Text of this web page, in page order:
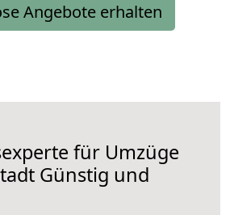
Angebote erhalten
für Umzüge
Günstig und